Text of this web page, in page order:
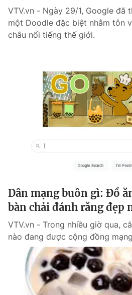
Hậu trường
Nhân vật
Giải sao mai
Giải trí
Điện ảnh
Đời sống
Chất lượng cuộc sống
Tuyển sinh
Học trực tuyến
Công nghệ
Hitech Công nghệ tương lai
Giao lưu trực tuyến
Chuyên mục khác
Emagazine
Photo
Video
VTV.vn - Ngày 29/1, Google đã
một Doodle đặc biệt nhằm tôn
châu nổi tiếng thế giới.
Dân mạng buôn gì: Đồ
bàn chải đánh răng đẹp
VTV.vn - Trong nhiều giờ qua,
nào đang được cộng đồng